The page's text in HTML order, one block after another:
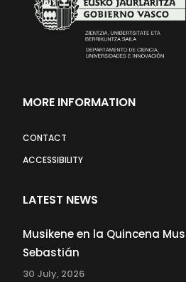
MORE INFORMATION
CONTACT
ACCESSIBILITY
LATEST NEWS
Musikene en la Quincena
Sebastián
30 July, 2026